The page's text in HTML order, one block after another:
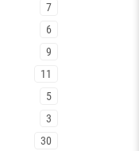
7
6
9
11
5
3
30